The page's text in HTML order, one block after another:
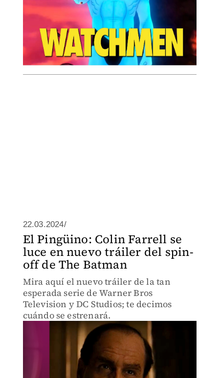
22.03.2024/
El Pingüino: Colin Farrell se
luce en nuevo tráiler del spin-
off de The Batman
Mira aquí el nuevo tráiler de la tan
esperada serie de Warner Bros
Television y DC Studios; te decimos
cuándo se estrenará.